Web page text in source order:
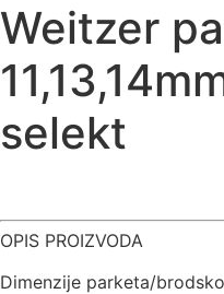
Weitzer
selekt
OPIS PROIZVODA
Dimenzije parketa/